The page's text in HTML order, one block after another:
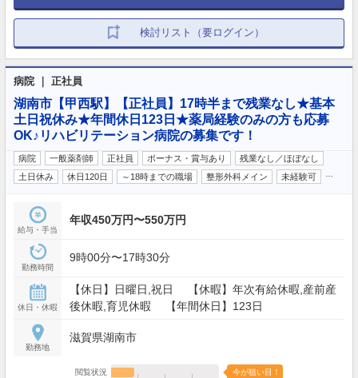
検討リスト（要ログイン）
病院 ｜ 正社員
湖南市【甲西駅】【正社員】17時半まで残業なし★基本
土日祝休み★年間休日123日★薬局経験のみの方も応募
OK♪リハビリテーション病院の募集です！
病院 一般薬剤師 正社員 ボーナス・賞与あり
残業なし／ほぼなし
土日休み
休日120日 ～18時までの職場 整形外科メイン 未経験可
給与・手当
年収450万円〜550万円
勤務時間
9時00分〜17時30分
休日・休暇
【休日】日曜日,祝日 【休暇】年次有給休暇,産前産
後休暇,育児休暇 【年間休日】123日
勤務地
滋賀県湖南市
閲覧状況 今が狙い目！